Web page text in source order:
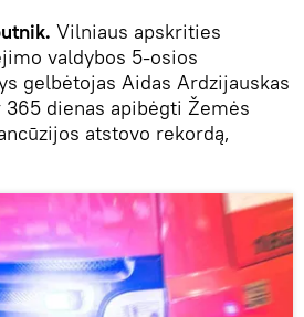
Vilniaus apskrities
valdybos 5-osios
gelbėtojas Aidas Ardzijauskas
dienas apibėgti Žemės
atstovo rekordą,